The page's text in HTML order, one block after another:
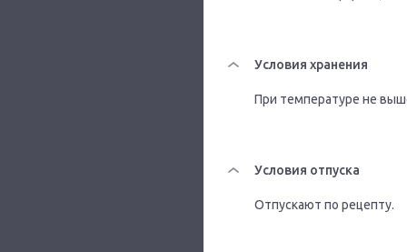
Условия хранения
При температуре не
Условия отпуска
Отпускают по рецепту.